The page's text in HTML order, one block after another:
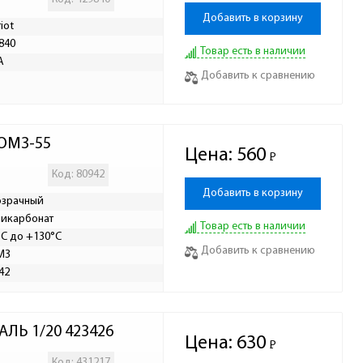
Добавить в корзину
Товар есть в наличии
Добавить к сравнению
55
Код: 80942
до +130°C
Цена: 560 Р
-
Добавить в корзину
Товар есть в наличии
Добавить к сравнению
1/20 423426
Цена: 630 Р
-